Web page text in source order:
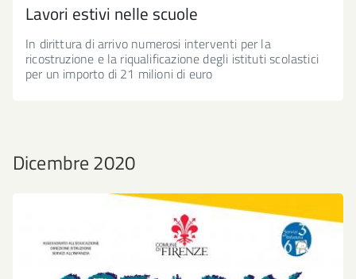
Lavori estivi nelle scuole
In dirittura di arrivo numerosi interventi per la
ricostruzione e la riqualificazione degli istituti scolastici
per un importo di 21 milioni di euro
Dicembre 2020